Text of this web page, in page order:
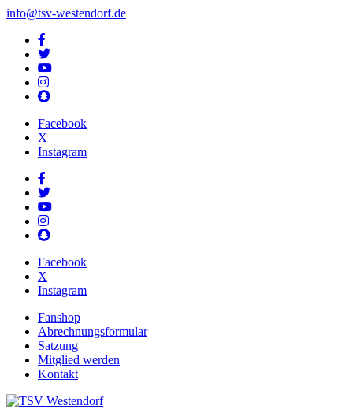
info@tsv-westendorf.de
Facebook
X
Instagram
Facebook
X
Instagram
Fanshop
Abrechnungsformular
Satzung
Mitglied werden
Kontakt